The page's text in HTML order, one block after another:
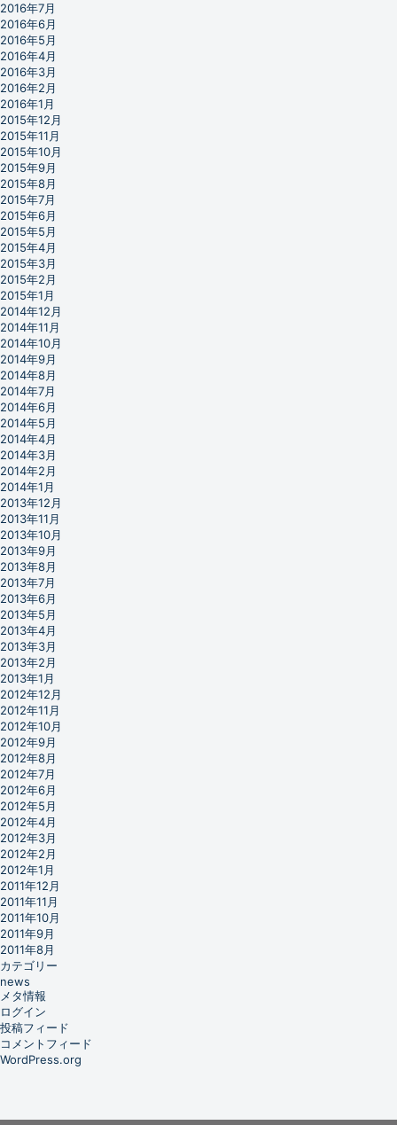
2016年7月
2016年6月
2016年5月
2016年4月
2016年3月
2016年2月
2016年1月
2015年12月
2015年11月
2015年10月
2015年9月
2015年8月
2015年7月
2015年6月
2015年5月
2015年4月
2015年3月
2015年2月
2015年1月
2014年12月
2014年11月
2014年10月
2014年9月
2014年8月
2014年7月
2014年6月
2014年5月
2014年4月
2014年3月
2014年2月
2014年1月
2013年12月
2013年11月
2013年10月
2013年9月
2013年8月
2013年7月
2013年6月
2013年5月
2013年4月
2013年3月
2013年2月
2013年1月
2012年12月
2012年11月
2012年10月
2012年9月
2012年8月
2012年7月
2012年6月
2012年5月
2012年4月
2012年3月
2012年2月
2012年1月
2011年12月
2011年11月
2011年10月
2011年9月
2011年8月
カテゴリー
news
メタ情報
ログイン
投稿フィード
コメントフィード
WordPress.org